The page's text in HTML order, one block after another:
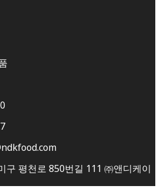
구 평천로 850번길 111 ㈜앤디케이